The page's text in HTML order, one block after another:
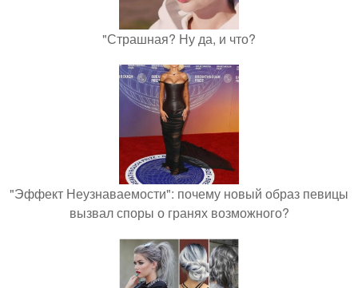
"Страшная? Ну да, и что?
"Эффект Неузнаваемости": почему новый образ певицы
вызвал споры о гранях возможного?